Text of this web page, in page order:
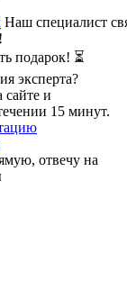
Наш специалист
эксперта?
сайте и
15 минут.
отвечу на